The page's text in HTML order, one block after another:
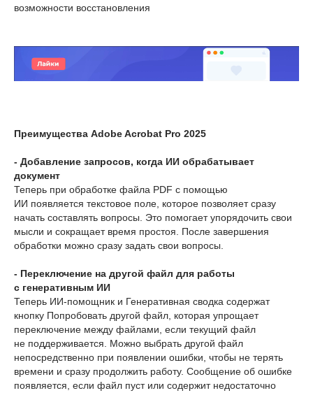
возможности восстановления
Преимущества Adobe Acrobat Pro 2025
- Добавление запросов, когда ИИ обрабатывает
документ
Теперь при обработке файла PDF с помощью
ИИ появляется текстовое поле, которое позволяет сразу
начать составлять вопросы. Это помогает упорядочить свои
мысли и сокращает время простоя. После завершения
обработки можно сразу задать свои вопросы.
- Переключение на другой файл для работы
с генеративным ИИ
Теперь ИИ-помощник и Генеративная сводка содержат
кнопку Попробовать другой файл, которая упрощает
переключение между файлами, если текущий файл
не поддерживается. Можно выбрать другой файл
непосредственно при появлении ошибки, чтобы не терять
времени и сразу продолжить работу. Сообщение об ошибке
появляется, если файл пуст или содержит недостаточно